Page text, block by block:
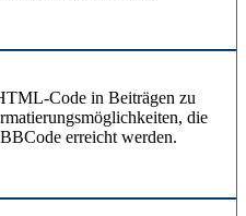
Code in Beiträgen zu
die
erreicht werden.